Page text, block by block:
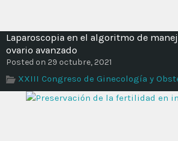
Laparoscopia en el algoritmo de
ovario avanzado
Posted on 29 octubre, 2021
XXIII Congreso de Ginecología y